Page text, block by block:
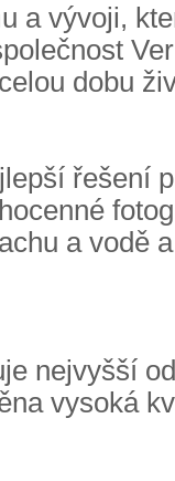
a vývoji,
dobu
řešení
a vodě
nejvyšší
vysoká